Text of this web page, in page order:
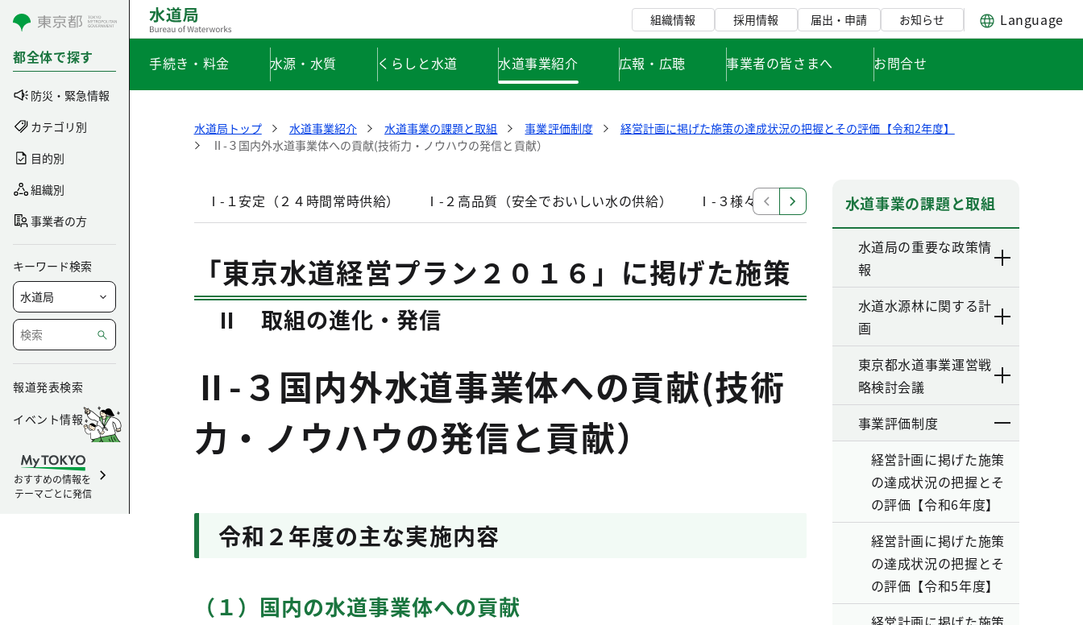
コンテンツにスキップ
都全体で探す
防災・緊急情報
カテゴリ別
目的別
組織別
事業者の方
キーワード検索
報道発表検索
イベント情報
おすすめの情報を
テーマごとに発信
組織情報 採用情報 届出・申請 お知らせ Language
手続き・料金 水源・水質 くらしと水道 水道事業紹介 広報・広聴 事業者の皆さまへ お問合せ
水道局トップ 水道事業紹介 水道事業の課題と取組 事業評価制度
経営計画に掲げた施策の達成状況の把握とその評価【令和2年度】
Ⅱ-３国内外水道事業体への貢献(技術力・ノウハウの発信と貢献）
Ⅰ-１安定（２４時間常時供給） Ⅰ-２高品質（安全でおいしい水の供給） Ⅰ-３様々な脅威への備え（新たな危機管理）
「東京水道経営プラン２０１６」に掲げた施策
Ⅱ 取組の進化・発信
Ⅱ-３国内外水道事業体への貢献(技術
力・ノウハウの発信と貢献）
令和２年度の主な実施内容
（１）国内の水道事業体への貢献
水道事業の課題と取組
水道局の重要な政策情
報
水道水源林に関する計
画
東京都水道事業運営戦
略検討会議
事業評価制度
経営計画に掲げた施策
の達成状況の把握とそ
の評価【令和6年度】
経営計画に掲げた施策
の達成状況の把握とそ
の評価【令和5年度】